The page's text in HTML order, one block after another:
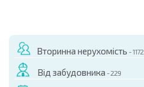
Вторинна нерухомість - 1172
Від забудовника - 229